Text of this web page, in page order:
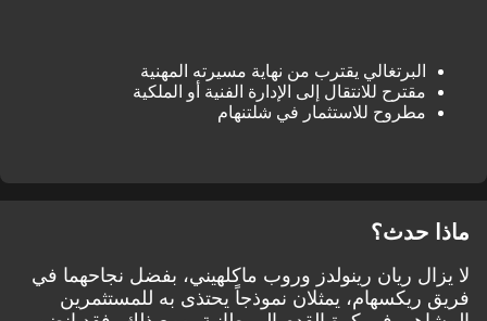
البرتغالي يقترب من نهاية مسيرته المهنية
مقترح للانتقال إلى الإدارة الفنية أو الملكية
مطروح للاستثمار في شلتنهام
ماذا حدث؟
لا يزال ريان رينولدز وروب ماكلهيني، بفضل نجاحهما في
فريق ريكسهام، يمثلان نموذجاً يحتذى به للمستثمرين